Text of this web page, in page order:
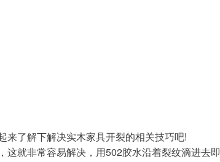
来了解下解决实木家具开裂的相关技巧吧!
就非常容易解决，用502胶水沿着裂纹滴进去即